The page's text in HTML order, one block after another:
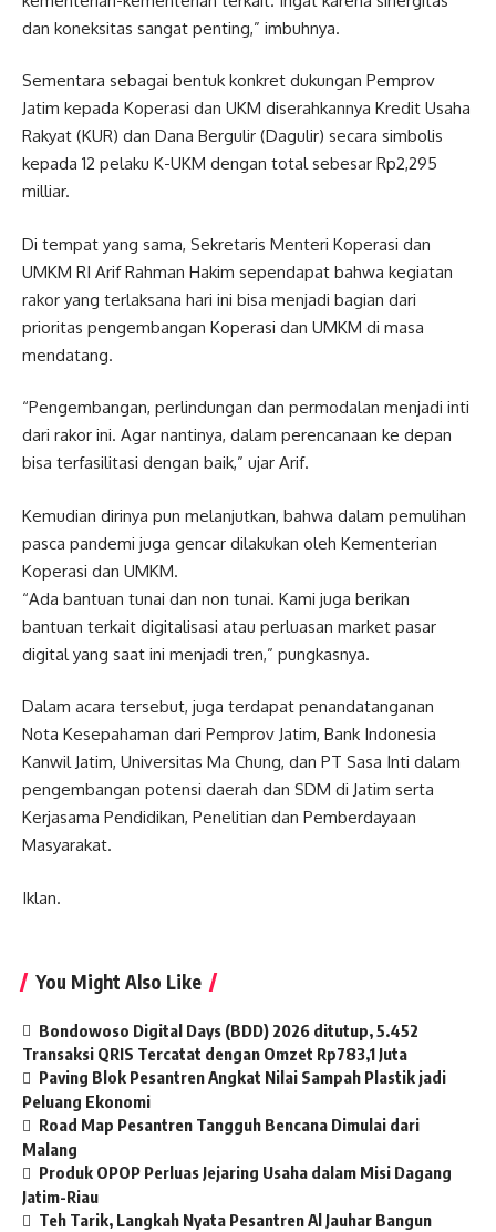
dan koneksitas sangat penting,” imbuhnya.
Sementara sebagai bentuk konkret dukungan Pemprov
Jatim kepada Koperasi dan UKM diserahkannya Kredit Usaha
Rakyat (KUR) dan Dana Bergulir (Dagulir) secara simbolis
kepada 12 pelaku K-UKM dengan total sebesar Rp2,295
milliar.
Di tempat yang sama, Sekretaris Menteri Koperasi dan
UMKM RI Arif Rahman Hakim sependapat bahwa kegiatan
rakor yang terlaksana hari ini bisa menjadi bagian dari
prioritas pengembangan Koperasi dan UMKM di masa
mendatang.
“Pengembangan, perlindungan dan permodalan menjadi inti
dari rakor ini. Agar nantinya, dalam perencanaan ke depan
bisa terfasilitasi dengan baik,” ujar Arif.
Kemudian dirinya pun melanjutkan, bahwa dalam pemulihan
pasca pandemi juga gencar dilakukan oleh Kementerian
Koperasi dan UMKM.
“Ada bantuan tunai dan non tunai. Kami juga berikan
bantuan terkait digitalisasi atau perluasan market pasar
digital yang saat ini menjadi tren,” pungkasnya.
Dalam acara tersebut, juga terdapat penandatanganan
Nota Kesepahaman dari Pemprov Jatim, Bank Indonesia
Kanwil Jatim, Universitas Ma Chung, dan PT Sasa Inti dalam
pengembangan potensi daerah dan SDM di Jatim serta
Kerjasama Pendidikan, Penelitian dan Pemberdayaan
Masyarakat.
Iklan.
You Might Also Like
Bondowoso Digital Days (BDD) 2026 ditutup, 5.452
Transaksi QRIS Tercatat dengan Omzet Rp783,1 Juta
Paving Blok Pesantren Angkat Nilai Sampah Plastik jadi
Peluang Ekonomi
Road Map Pesantren Tangguh Bencana Dimulai dari
Malang
Produk OPOP Perluas Jejaring Usaha dalam Misi Dagang
Jatim-Riau
Teh Tarik, Langkah Nyata Pesantren Al Jauhar Bangun